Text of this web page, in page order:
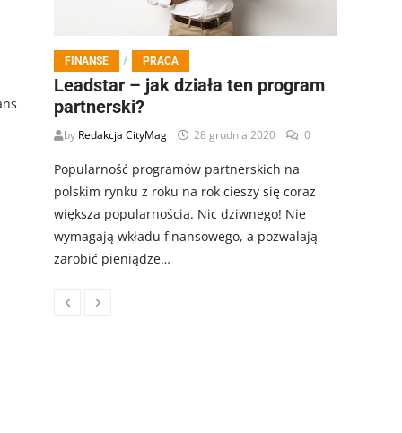
FINANSE / PRACA
Leadstar – jak działa ten program
partnerski?
by Redakcja CityMag 28 grudnia 2020 0
Popularność programów partnerskich na
polskim rynku z roku na rok cieszy się coraz
większa popularnością. Nic dziwnego! Nie
wymagają wkładu finansowego, a pozwalają
zarobić pieniądze…